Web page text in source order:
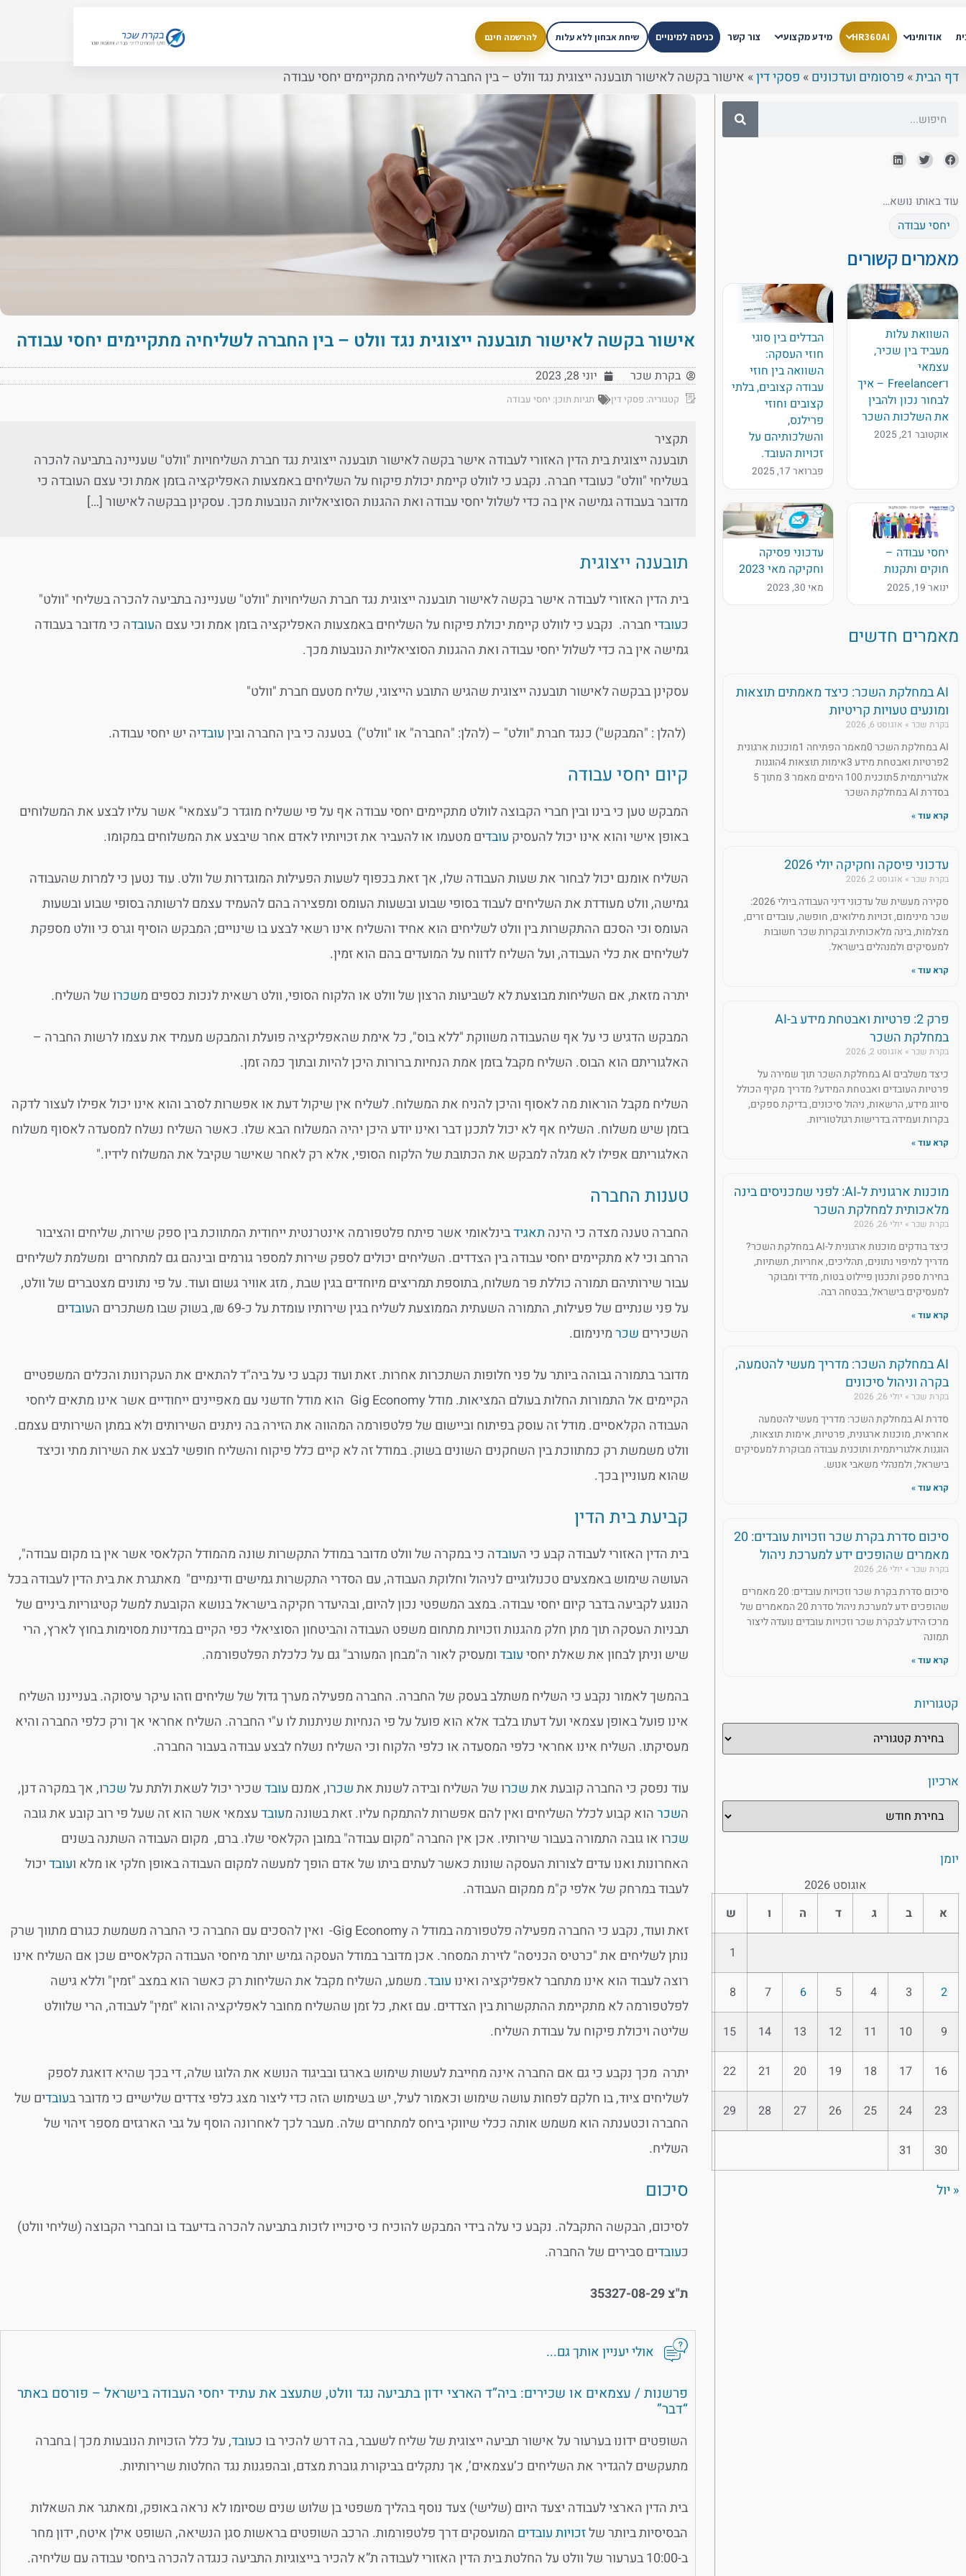
אודותינו HR360AI מידע מקצועי צור קשר כניסה למינויים שיחת אבחון ללא עלות להרשמה חינם
דף הבית» פרסומים ועדכונים» פסקי דין» אישור בקשה לאישור תובענה ייצוגית נגד וולט – בין החברה לשליחיה מתקיימים יחסי עבודה
עוד באותו נושא…
יחסי עבודה
מאמרים קשורים
השוואת עלות
מעביד בין שכיר,
עצמאי
ו־Freelancer – איך
לבחור נכון ולהבין
את השלכות השכר
אוקטובר 21, 2025
הבדלים בין סוגי
חוזי העסקה:
השוואה בין חוזי
עבודה קצובים, בלתי
קצובים וחוזי
פרילנס,
והשלכותיהם על
זכויות העובד.
פברואר 17, 2025
יחסי עבודה –
חוקים ותקנות
ינואר 19, 2025
עדכוני פסיקה
וחקיקה מאי 2023
מאי 30, 2023
מאמרים חדשים
AI במחלקת השכר: כיצד מאמתים תוצאות
ומונעים טעויות קריטיות
בקרת שכר אוגוסט 6, 2026
AI במחלקת השכר 0מאמר הפתיחה 1מוכנות ארגונית
2פרטיות ואבטחת מידע 3אימות תוצאות 4הוגנות
אלגוריתמית 5תוכנית 100 הימים מאמר 3 מתוך 5
בסדרת AI במחלקת השכר
קרא עוד »
עדכוני פיסקה וחקיקה יולי 2026
בקרת שכר אוגוסט 2, 2026
סקירה מעשית של עדכוני דיני העבודה ביולי 2026:
שכר מינימום, זכויות מילואים, חופשה, עובדים זרים,
מצלמות, בינה מלאכותית ובקרות שכר חשובות
למעסיקים ולמנהלים בישראל.
קרא עוד »
פרק 2: פרטיות ואבטחת מידע ב-AI
במחלקת השכר
בקרת שכר אוגוסט 2, 2026
כיצד משלבים AI במחלקת השכר תוך שמירה על
פרטיות העובדים ואבטחת המידע? מדריך מקיף הכולל
סיווג מידע, הרשאות, ניהול סיכונים, בדיקת ספקים,
בקרות ועמידה בדרישות רגולטוריות.
קרא עוד »
מוכנות ארגונית ל‑AI: לפני שמכניסים בינה
מלאכותית למחלקת השכר
בקרת שכר יולי 26, 2026
כיצד בודקים מוכנות ארגונית ל-AI במחלקת השכר?
מדריך למיפוי נתונים, תהליכים, אחריות, תשתיות,
בחירת ספק ותכנון פיילוט בטוח, מדיד ומבוקר
למעסיקים בישראל, בבטחה רבה.
קרא עוד »
AI במחלקת השכר: מדריך מעשי להטמעה,
בקרה וניהול סיכונים
בקרת שכר יולי 26, 2026
סדרת AI במחלקת השכר: מדריך מעשי להטמעה
אחראית, מוכנות ארגונית, פרטיות, אימות תוצאות,
הוגנות אלגוריתמית ותוכנית עבודה מבוקרת למעסיקים
בישראל, ולמנהלי משאבי אנוש.
קרא עוד »
סיכום סדרת בקרת שכר וזכויות עובדים: 20
מאמרים שהופכים ידע למערכת ניהול
בקרת שכר יולי 26, 2026
סיכום סדרת בקרת שכר וזכויות עובדים: 20 מאמרים
שהופכים ידע למערכת ניהול סדרת 20 המאמרים של
מרכז הידע לבקרת שכר וזכויות עובדים נועדה ליצור
תמונה
קרא עוד »
קטגוריות
ארכיון
יומן
אוגוסט 2026
א
ב ג ד ה ו ש
1
2
3
4
5
6
7
8
9
10
11
12
13
14
15
16
17
18
19
20
21
22
23
24
25
26
27
28
29
30
31
« יול
אישור בקשה לאישור תובענה ייצוגית נגד וולט – בין החברה לשליחיה מתקיימים יחסי עבודה
בקרת שכר יוני 28, 2023
קטגוריה: פסקי דין תגיות תוכן: יחסי עבודה
תקציר
תובענה ייצוגית בית הדין האזורי לעבודה אישר בקשה לאישור תובענה ייצוגית נגד חברת השליחויות "וולט" שעניינה בתביעה להכרה
בשליחי "וולט" כעובדי חברה. נקבע כי לוולט קיימת יכולת פיקוח על השליחים באמצעות האפליקציה בזמן אמת וכי עצם העובדה כי
מדובר בעבודה גמישה אין בה כדי לשלול יחסי עבודה ואת ההגנות הסוציאליות הנובעות מכך. עסקינן בבקשה לאישור […]
תובענה ייצוגית
בית הדין האזורי לעבודה אישר בקשה לאישור תובענה ייצוגית נגד חברת השליחויות "וולט" שעניינה בתביעה להכרה בשליחי "וולט"
כעובדי חברה. נקבע כי לוולט קיימת יכולת פיקוח על השליחים באמצעות האפליקציה בזמן אמת וכי עצם העובדה כי מדובר בעבודה
גמישה אין בה כדי לשלול יחסי עבודה ואת ההגנות הסוציאליות הנובעות מכך.
עסקינן בבקשה לאישור תובענה ייצוגית שהגיש התובע הייצוגי, שליח מטעם חברת "וולט"
(להלן : "המבקש") כנגד חברת "וולט" – (להלן: "החברה" או "וולט") בטענה כי בין החברה וביןעובדיה יש יחסי עבודה.
קיום יחסי עבודה
המבקש טען כי בינו ובין חברי הקבוצה לוולט מתקיימים יחסי עבודה אף על פי ששליח מוגדר כ"עצמאי" אשר עליו לבצע את המשלוחים
באופן אישי והוא אינו יכול להעסיק עובדים מטעמו או להעביר את זכויותיו לאדם אחר שיבצע את המשלוחים במקומו.
השליח אומנם יכול לבחור את שעות העבודה שלו, אך זאת בכפוף לשעות הפעילות המוגדרות של וולט. עוד נטען כי למרות שהעבודה
גמישה, וולט מעודדת את השליחים לעבוד בסופי שבוע ובשעות העומס ומפצירה בהם להעמיד עצמם לרשותה בסופי שבוע ובשעות
העומס וכי הסכם ההתקשרות בין וולט לשליחים הוא אחיד והשליח אינו רשאי לבצע בו שינויים; המבקש הוסיף וגרס כי וולט מספקת
לשליחים את כלי העבודה, ועל השליח לדווח על המועדים בהם הוא זמין.
יתרה מזאת, אם השליחות מבוצעת לא לשביעות הרצון של וולט או הלקוח הסופי, וולט רשאית לנכות כספים משכרו של השליח.
המבקש הדגיש כי על אף שהעבודה משווקת "ללא בוס", כל אימת שהאפליקציה פועלת והמבקש מעמיד את עצמו לרשות החברה –
האלגוריתם הוא הבוס. השליח מקבל בזמן אמת הנחיות ברורות היכן להיות ובתוך כמה זמן.
השליח מקבל הוראות מה לאסוף והיכן להניח את המשלוח. לשליח אין שיקול דעת או אפשרות לסרב והוא אינו יכול אפילו לעצור לדקה
בזמן שיש משלוח. השליח אף לא יכול לתכנן דבר ואינו יודע היכן יהיה המשלוח הבא שלו. כאשר השליח נשלח למסעדה לאסוף משלוח
האלגוריתם אפילו לא מגלה למבקש את הכתובת של הלקוח הסופי, אלא רק לאחר שאישר שקיבל את המשלוח לידיו."
טענות החברה
החברה טענה מצדה כי הינה תאגידבינלאומי אשר פיתח פלטפורמה אינטרנטית ייחודית המתווכת בין ספק שירות, שליחים והציבור
הרחב וכי לא מתקיימים יחסי עבודה בין הצדדים. השליחים יכולים לספק שירות למספר גורמים ובינהם גם למתחרים ומשלמת לשליחים
עבור שירותיהם תמורה כוללת פר משלוח, בתוספת תמריצים מיוחדים בגין שבת , מזג אוויר גשום ועוד. על פי נתונים מצטברים של וולט,
על פני שנתיים של פעילות, התמורה השעתית הממוצעת לשליח בגין שירותיו עומדת על כ-69 ₪, בשוק שבו משתכרים ה
עובדים
השכירים שכרמינימום.
מדובר בתמורה גבוהה ביותר על פני חלופות השתכרות אחרות. זאת ועוד נקבע כי על ביה"ד להתאים את העקרונות והכלים המשפטיים
הקיימים אל התמורות החלות בעולם המציאות. מודל Gig Economy הוא מודל חדשני עם מאפיינים ייחודיים אשר אינו מתאים ליחסי
העבודה הקלאסיים. מודל זה עוסק בפיתוח וביישום של פלטפורמה המהווה את הזירה בה ניתנים השירותים ולא במתן השירותים עצמם.
וולט משמשת רק כמתווכת בין השחקנים השונים בשוק. במודל זה לא קיים כלל פיקוח והשליח חופשי לבצע את השירות מתי וכיצד
שהוא מעוניין בכך.
קביעת בית הדין
בית הדין האזורי לעבודה קבע כי העובדה כי במקרה של וולט מדובר במודל התקשרות שונה מהמודל הקלאסי אשר אין בו מקום עבודה",
העושה שימוש באמצעים טכנולוגיים לניהול וחלוקת העבודה, עם הסדרי התקשרות גמישים ודינמיים" מאתגרת את בית הדין לעבודה בכל
הנוגע לקביעה בדבר קיום יחסי עבודה. במצב המשפטי נכון להיום, ובהיעדר חקיקה בישראל בנושא הקובעת למשל קטיגוריות ביניים של
תבניות העסקה תוך מתן חלק מהגנות וזכויות מתחום משפט העבודה והביטחון הסוציאלי כפי הקיים במדינות מסוימות בחוץ לארץ, הרי
שיש וניתן לבחון את שאלת יחסיעובדומעסיק לאור ה"מבחן המעורב" גם על כלכלת הפלטפורמה.
בהמשך לאמור נקבע כי השליח משתלב בעסק של החברה. החברה מפעילה מערך גדול של שליחים וזהו עיקר עיסוקה. בענייננו השליח
אינו פועל באופן עצמאי ועל דעתו בלבד אלא הוא פועל על פי הנחיות שניתנות לו ע"י החברה. השליח אחראי אך ורק כלפי החברה והיא
מעסיקתו. השליח אינו אחראי כלפי המסעדה או כלפי הלקוח וכי השליח נשלח לבצע עבודה בעבור החברה.
עוד נפסק כי החברה קובעת אתשכרו של השליח ובידה לשנות אתשכרו, אמנם עובדשכיר יכול לשאת ולתת עלשכרו, אך במקרה דנן,
השכרהוא קבוע לכלל השליחים ואין להם אפשרות להתמקח עליו. זאת בשונה מעובדעצמאי אשר הוא זה שעל פי רוב קובע את גובה
שכרו או גובה התמורה בעבור שירותיו. אכן אין החברה "מקום עבודה" במובן הקלאסי שלו. ברם, מקום העבודה השתנה בשנים
האחרונות ואנו עדים לצורות העסקה שונות כאשר לעתים ביתו של אדם הופך למעשה למקום העבודה באופן חלקי או מלא ועובדיכול
לעבוד במרחק של אלפי ק"מ ממקום העבודה.
זאת ועוד, נקבע כי החברה מפעילה פלטפורמה במודל ה Gig Economy- ואין להסכים עם החברה כי החברה משמשת כגורם מתווך שרק
נותן לשליחים את "כרטיס הכניסה" לזירת המסחר. אכן מדובר במודל העסקה גמיש יותר מיחסי העבודה הקלאסיים שכן אם השליח אינו
רוצה לעבוד הוא אינו מתחבר לאפליקציה ואינו עובד. משמע, השליח מקבל את השליחות רק כאשר הוא במצב "זמין" וללא גישה
לפלטפורמה לא מתקיימת ההתקשרות בין הצדדים. עם זאת, כל זמן שהשליח מחובר לאפליקציה והוא "זמין" לעבודה, הרי שלוולט
שליטה ויכולת פיקוח על עבודת השליח.
יתרה מכך נקבע כי גם אם החברה אינה מחייבת לעשות שימוש בארגז ובביגוד הנושא את הלוגו שלה, די בכך שהיא דואגת לספק
לשליחים ציוד, בו חלקם לפחות עושה שימוש וכאמור לעיל, יש בשימוש הזה כדי ליצור מצג כלפי צדדים שלישיים כי מדובר בעובדים של
החברה וכטענתה הוא משמש אותה ככלי שיווקי ביחס למתחרים שלה. מעבר לכך לאחרונה הוסף על גבי הארגזים מספר זיהוי של
השליח.
סיכום
לסיכום, הבקשה התקבלה. נקבע כי עלה בידי המבקש להוכיח כי סיכוייו לזכות בתביעה להכרה בדיעבד בו ובחברי הקבוצה (שליחי וולט)
כעובדים סבירים של החברה.
ת"צ35327-08-29
אולי יעניין אותך גם...
פרשנות / עצמאים או שכירים: ביה”ד הארצי ידון בתביעה נגד וולט, שתעצב את עתיד יחסי העבודה בישראל – פורסם באתר
“דבר”
השופטים ידונו בערעור על אישור תביעה ייצוגית של שליח לשעבר, בה דרש להכיר בו כעובד, על כלל הזכויות הנובעות מכך | בחברה
מתעקשים להגדיר את השליחים כ’עצמאים’, אך נתקלים בביקורת גוברת מצדם, ובהפגנות נגד החלטות שרירותיות.
בית הדין הארצי לעבודה יצעד היום (שלישי) צעד נוסף בהליך משפטי בן שלוש שנים שסיומו לא נראה באופק, ומאתגר את השאלות
הבסיסיות ביותר שלזכויות עובדים המועסקים דרך פלטפורמות. הרכב השופטים בראשות סגן הנשיאה, השופט אילן איטח, ידון מחר
ב-10:00 בערעור של וולט על החלטת בית הדין האזורי לעבודה ת”א להכיר בייצוגיות התביעה כנגדה להכרה ביחסי עבודה עם שליחיה.